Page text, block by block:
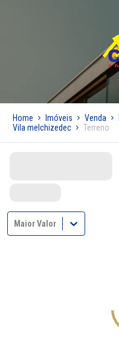
Home Imóveis Venda
Vila melchizedec
Terreno
Maior Valor